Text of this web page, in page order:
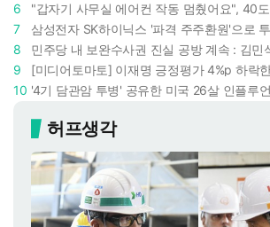
6
7
8
9
10
허프생각